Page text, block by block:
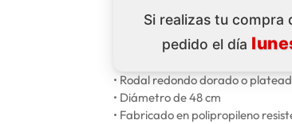
Si realizas tu compra
pedido el día
• Rodal redondo dorado o
• Diámetro de 48 cm
• Fabricado en polipropileno